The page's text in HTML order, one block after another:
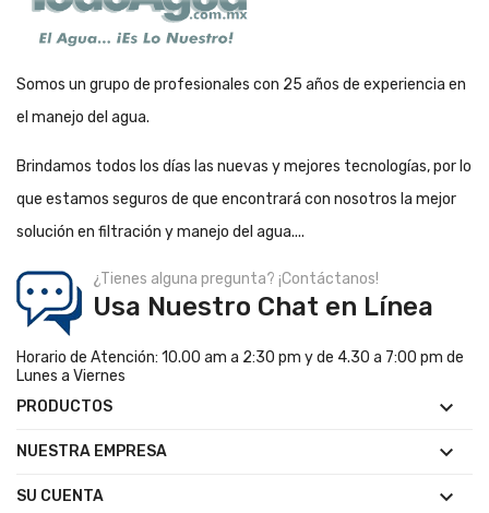
Somos un grupo de profesionales con 25 años de experiencia en
el manejo del agua.
Brindamos todos los días las nuevas y mejores tecnologías, por lo
que estamos seguros de que encontrará con nosotros la mejor
solución en filtración y manejo del agua....
¿Tienes alguna pregunta? ¡Contáctanos!
Usa Nuestro Chat en Línea
Horario de Atención: 10.00 am a 2:30 pm y de 4.30 a 7:00 pm de
Lunes a Viernes
PRODUCTOS

NUESTRA EMPRESA 
SU CUENTA 